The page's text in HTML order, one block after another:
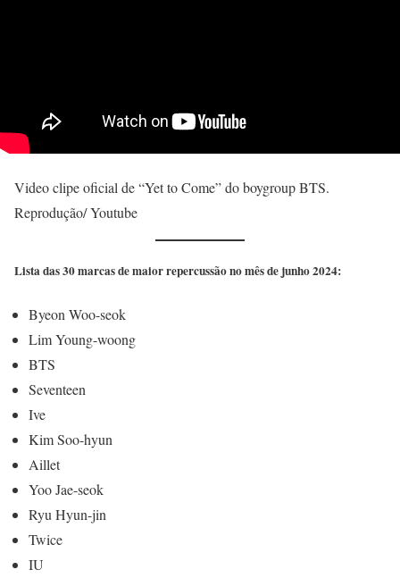
Video clipe oficial de “Yet to Come” do boygroup BTS.
Reprodução/ Youtube
Lista das 30 marcas de maior repercussão no mês de junho 2024:
Byeon Woo-seok
Lim Young-woong
BTS
Seventeen
Ive
Kim Soo-hyun
Aillet
Yoo Jae-seok
Ryu Hyun-jin
Twice
IU